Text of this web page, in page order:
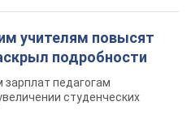
учителям повысят
подробности
педагогам
студенческих